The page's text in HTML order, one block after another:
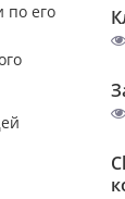
по его